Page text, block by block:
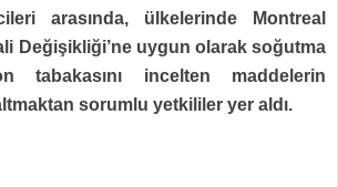
arasında, ülkelerinde Montreal
Değişikliği’ne uygun olarak soğutma
tabakasını incelten maddelerin
sorumlu yetkililer yer aldı.